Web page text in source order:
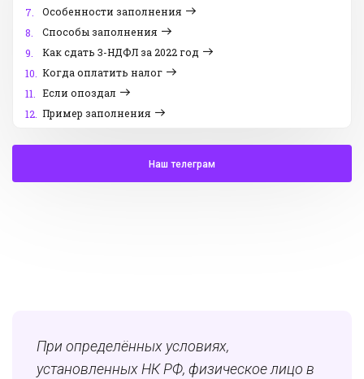
7.
Особенности заполнения
8.
Способы заполнения
9.
Как сдать 3-НДФЛ за 2022 год
10. Когда оплатить налог
11. Если опоздал
12. Пример заполнения
Наш телеграм
При определённых условиях,
установленных НК РФ, физическое лицо в